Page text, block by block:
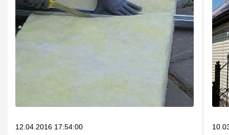
12.04.2016 17:54:00